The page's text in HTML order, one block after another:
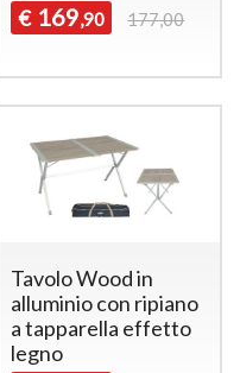
€ 169,90 177,00
Tavolo Wood in
alluminio con ripiano
a tapparella effetto
legno